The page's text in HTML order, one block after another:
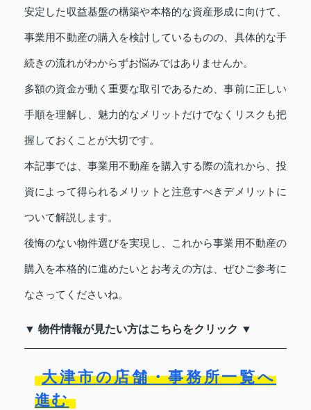
安定した収益基盤の構築や本格的な資産形成に向けて、
事業用不動産の購入を検討しているものの、具体的な手
続きの流れがわからずお悩みではありませんか。
多額の資金が動く重要な取引であるため、事前に正しい
手順を理解し、魅力的なメリットだけでなくリスクも把
握しておくことが大切です。
本記事では、事業用不動産を購入する際の流れから、投
資によって得られるメリットと注意すべきデメリットに
ついて解説します。
後悔のない物件選びを実現し、これから事業用不動産の
購入を本格的に進めたいとお考えの方は、ぜひご参考に
なさってくださいね。
▼ 物件情報が見たい方はこちらをクリック ▼
大津市の店舗・事務所一覧へ
進む